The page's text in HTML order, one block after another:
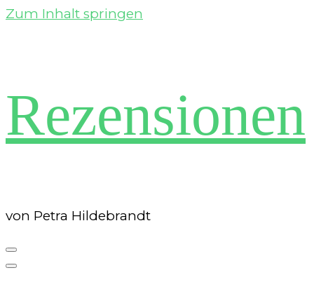
Zum Inhalt springen
Rezensionen
von Petra Hildebrandt